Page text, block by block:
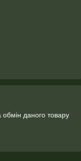
даного товару